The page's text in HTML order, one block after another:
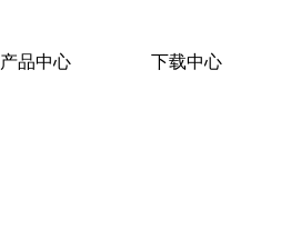
产品中心 下载中心